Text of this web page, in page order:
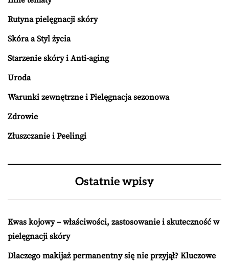
Rutyna pielęgnacji skóry
Skóra a Styl życia
Starzenie skóry i Anti-aging
Uroda
Warunki zewnętrzne i Pielęgnacja sezonowa
Zdrowie
Złuszczanie i Peelingi
Ostatnie wpisy
Kwas kojowy – właściwości, zastosowanie i skuteczność w
pielęgnacji skóry
Dlaczego makijaż permanentny się nie przyjął? Kluczowe